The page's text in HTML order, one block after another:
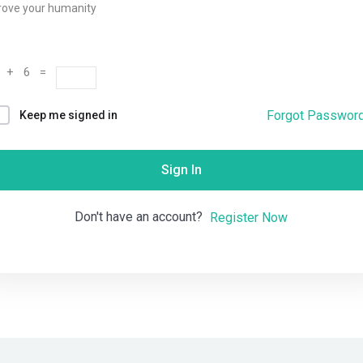
your humanity
+ 6 =
Keep me signed in Forgot
Sign In
Don't have an account? Register Now